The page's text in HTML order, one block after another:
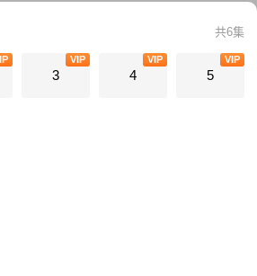
，虽然并没有确凿的证据证明凯文就是凶手，
非常的不利，迫于压力，凯文认罪了。如今，
葱少年，始终不相信凯文有罪的他的前妻决定
共6集
3
VIP
4
VIP
5
VIP